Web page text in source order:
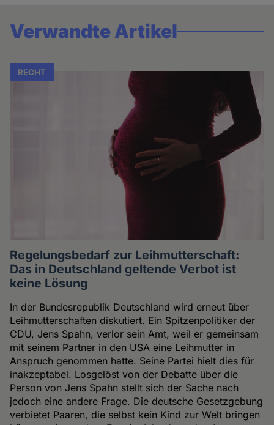
Verwandte Artikel
RECHT
Regelungsbedarf zur Leihmutterschaft:
Das in Deutschland geltende Verbot ist
keine Lösung
In der Bundesrepublik Deutschland wird erneut über
Leihmutterschaften diskutiert. Ein Spitzenpolitiker der
CDU, Jens Spahn, verlor sein Amt, weil er gemeinsam
mit seinem Partner in den USA eine Leihmutter in
Anspruch genommen hatte. Seine Partei hielt dies für
inakzeptabel. Losgelöst von der Debatte über die
Person von Jens Spahn stellt sich der Sache nach
jedoch eine andere Frage. Die deutsche Gesetzgebung
verbietet Paaren, die selbst kein Kind zur Welt bringen